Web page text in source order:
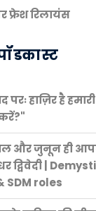
फ्रेश रिलायंस
परः हाज़िर है
और जुनून ही
द्विवेदी |
SDM roles